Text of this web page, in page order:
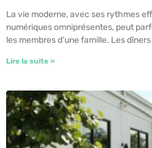
La vie moderne, avec ses rythmes
numériques omniprésentes, peut
les membres d’une famille. Les dîners
Lire la suite »